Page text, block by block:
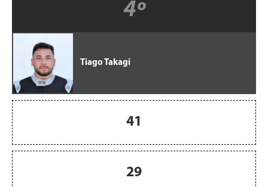
4º
Tiago Takagi
41
29